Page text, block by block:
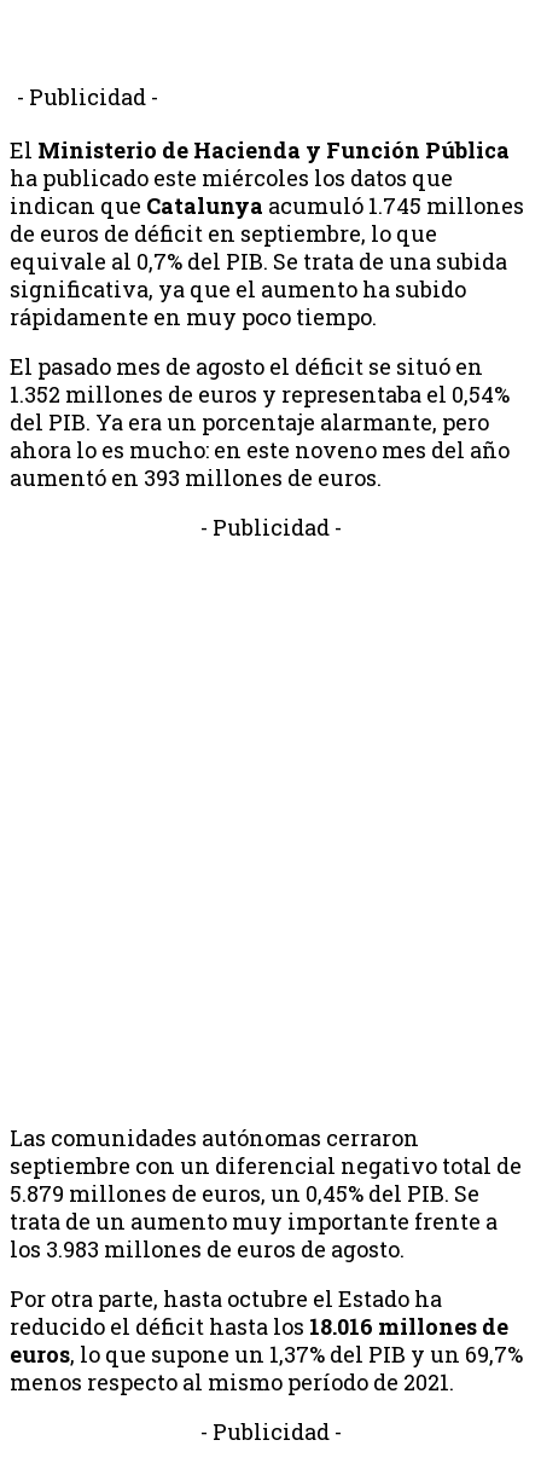
- Publicidad -
El Ministerio de Hacienda y Función Pública
ha publicado este miércoles los datos que
indican que Catalunya acumuló 1.745 millones
de euros de déficit en septiembre, lo que
equivale al 0,7% del PIB. Se trata de una subida
significativa, ya que el aumento ha subido
rápidamente en muy poco tiempo.
El pasado mes de agosto el déficit se situó en
1.352 millones de euros y representaba el 0,54%
del PIB. Ya era un porcentaje alarmante, pero
ahora lo es mucho: en este noveno mes del año
aumentó en 393 millones de euros.
- Publicidad -
Las comunidades autónomas cerraron
septiembre con un diferencial negativo total de
5.879 millones de euros, un 0,45% del PIB. Se
trata de un aumento muy importante frente a
los 3.983 millones de euros de agosto.
Por otra parte, hasta octubre el Estado ha
reducido el déficit hasta los 18.016 millones de
euros, lo que supone un 1,37% del PIB y un 69,7%
menos respecto al mismo período de 2021.
- Publicidad -